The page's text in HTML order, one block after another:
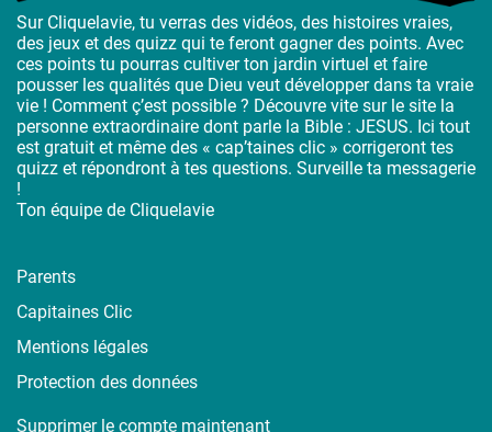
Sur Cliquelavie, tu verras des vidéos, des histoires vraies,
des jeux et des quizz qui te feront gagner des points. Avec
ces points tu pourras cultiver ton jardin virtuel et faire
pousser les qualités que Dieu veut développer dans ta vraie
vie ! Comment ç’est possible ? Découvre vite sur le site la
personne extraordinaire dont parle la Bible : JESUS. Ici tout
est gratuit et même des « cap’taines clic » corrigeront tes
quizz et répondront à tes questions. Surveille ta messagerie
!
Ton équipe de Cliquelavie
Parents
Capitaines Clic
Mentions légales
Protection des données
Supprimer le compte maintenant